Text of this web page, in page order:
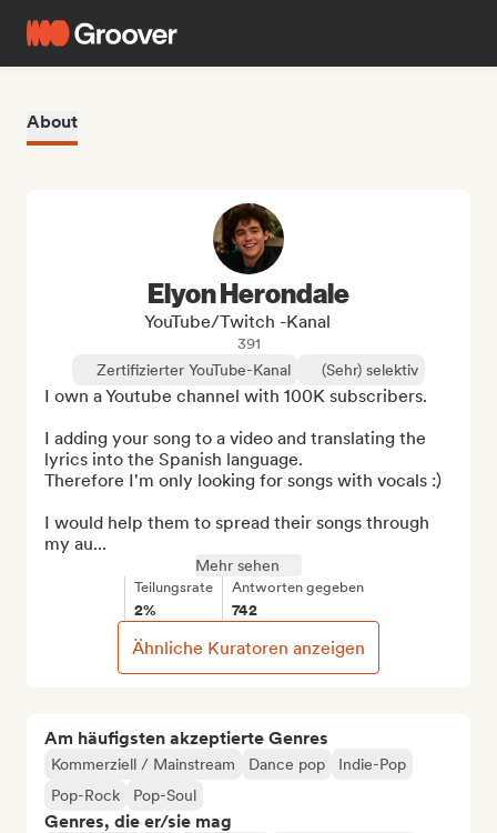
About
Am häufigsten akzeptierte Genres
Kommerziell / Mainstream Dance pop
Indie-Pop
Pop-Rock
Pop-Soul
Genres, die er/sie mag
Elyon Herondale
YouTube/Twitch -Kanal
391
Zertifizierter YouTube-Kanal
(Sehr) selektiv
I own a Youtube channel with 100K subscribers.
I adding your song to a video and translating the
lyrics into the Spanish language.
Therefore I'm only looking for songs with vocals :)
I would help them to spread their songs through
my au...
Mehr sehen
Teilungsrate
2%
Antworten gegeben
742
Ähnliche Kuratoren anzeigen